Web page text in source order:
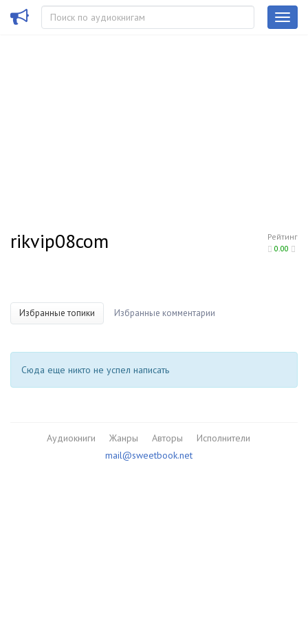
Рейтинг
0.00
rikvip08com
Избранные топики Избранные комментарии
Сюда еще никто не успел написать
Аудиокниги Жанры Авторы
Исполнители
mail@sweetbook.net